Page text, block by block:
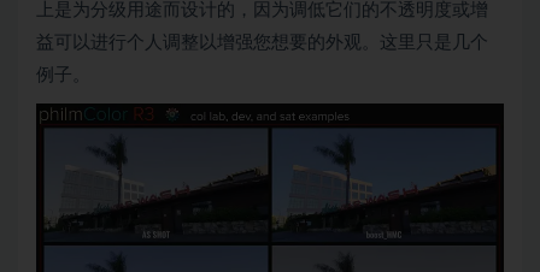
上是为分级用途而设计的，因为调低它们的不透明度或增
益可以进行个人调整以增强您想要的外观。这里只是几个
例子。